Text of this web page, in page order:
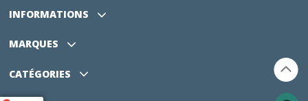
INFORMATIONS
MARQUES
CATÉGORIES